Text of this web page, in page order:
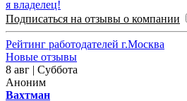
я владелец!
Подписаться на отзывы о компании
Рейтинг работодателей г.Москва
Новые отзывы
8 авг | Суббота
Аноним
Вахтман